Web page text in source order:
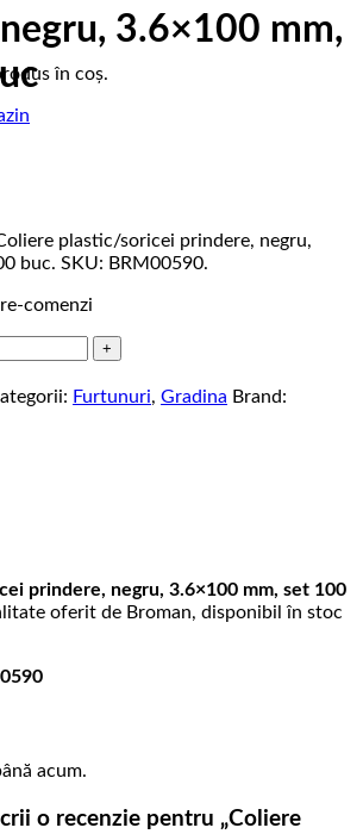
în coș.
3.6×100 mm,
plastic/soricei prindere, negru,
buc. SKU: BRM00590.
comenzi
Furtunuri, Gradina Brand:
prindere, negru, 3.6×100 mm, set 100
oferit de Broman, disponibil în stoc
acum.
o recenzie pentru „Coliere